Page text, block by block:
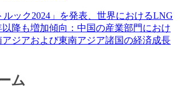
ルック2024」を発表、世界におけるLNG
以降も増加傾向：中国の産業部門におけ
アジアおよび東南アジア諸国の経済成長
ム